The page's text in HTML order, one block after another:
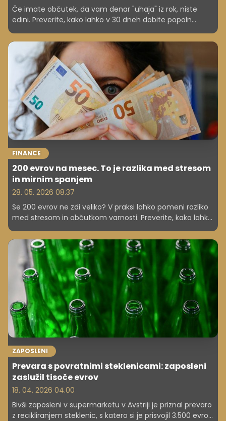
Če imate občutek, da vam denar "uhaja" iz rok, niste
edini. Preverite, kako lahko v 30 dneh dobite popoln
FINANCE
200 evrov na mesec. To je razlika med stresom
in mirnim spanjem
28. 05. 2026 08.37
Se 200 evrov ne zdi veliko? V praksi lahko pomeni razliko
med stresom in občutkom varnosti. Preverite, kako lahko
ZAPOSLENI
Prevara s povratnimi steklenicami: zaposleni
zaslužil tisoče evrov
18. 04. 2026 04.00
Bivši zaposleni v supermarketu v Avstriji je priznal prevaro
z recikliranjem steklenic, s katero si je prisvojil 3.500 evrov,